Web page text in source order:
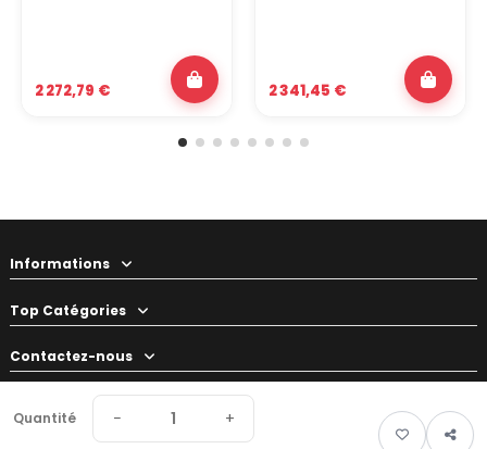
Quantité − +
2 272,79 € 2 341,45 €
Informations
Top Catégories
Contactez-nous
Votre préparateur